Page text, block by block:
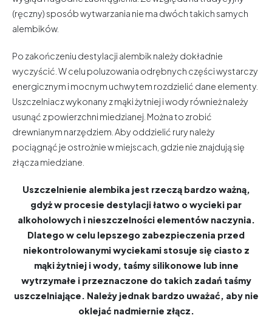
(ręczny) sposób wytwarzania nie ma dwóch takich samych
alembików.
Po zakończeniu destylacji alembik należy dokładnie
wyczyścić. W celu poluzowania odrębnych części wystarczy
energicznym i mocnym uchwytem rozdzielić dane elementy.
Uszczelniacz wykonany z mąki żytniej i wody również należy
usunąć z powierzchni miedzianej. Można to zrobić
drewnianym narzędziem. Aby oddzielić rury należy
pociągnąć je ostrożnie w miejscach, gdzie nie znajdują się
złącza miedziane.
Uszczelnienie alembika jest rzeczą bardzo ważną,
gdyż w procesie destylacji łatwo o wycieki par
alkoholowych i nieszczelności elementów naczynia.
Dlatego w celu lepszego zabezpieczenia przed
niekontrolowanymi wyciekami stosuje się ciasto z
mąki żytniej i wody, taśmy silikonowe lub inne
wytrzymałe i przeznaczone do takich zadań taśmy
uszczelniające. Należy jednak bardzo uważać, aby nie
oklejać nadmiernie złącz.